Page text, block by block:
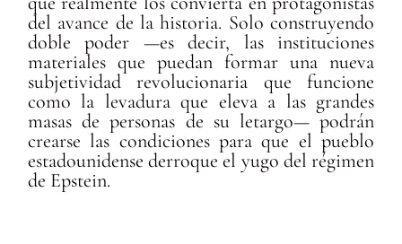
del avance de la historia. Solo construyendo
doble poder —es decir, las instituciones
materiales que puedan formar una nueva
subjetividad revolucionaria que funcione
como la levadura que eleva a las grandes
masas de personas de su letargo— podrán
crearse las condiciones para que el pueblo
estadounidense derroque el yugo del régimen
de Epstein.